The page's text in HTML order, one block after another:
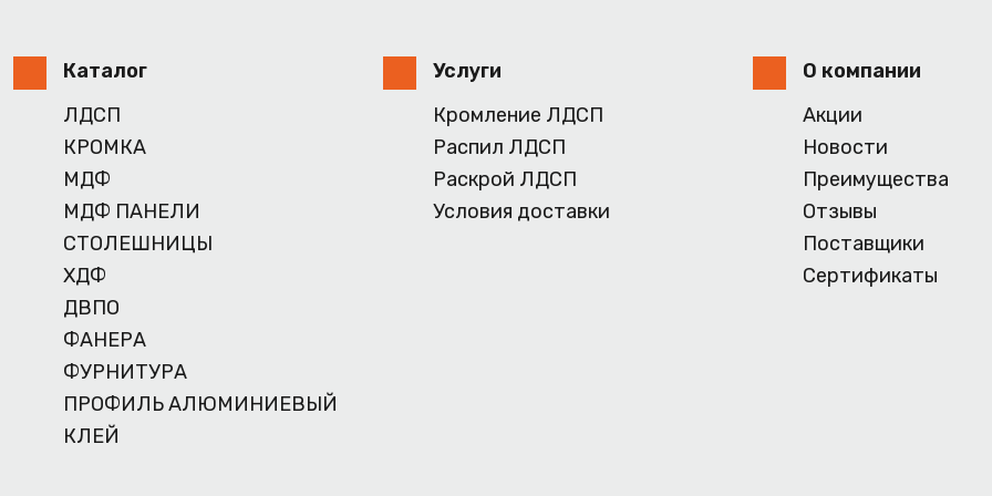
Каталог
ЛДСП
КРОМКА
МДФ
МДФ ПАНЕЛИ
СТОЛЕШНИЦЫ
ХДФ
ДВПО
ФАНЕРА
ФУРНИТУРА
ПРОФИЛЬ АЛЮМИНИЕВЫЙ
КЛЕЙ
Услуги
Кромление ЛДСП
Распил ЛДСП
Раскрой ЛДСП
Условия доставки
О компании
Акции
Новости
Преимущества
Отзывы
Поставщики
Сертификаты